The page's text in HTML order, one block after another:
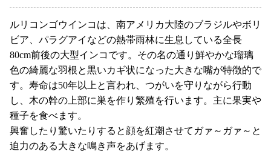
ルリコンゴウインコは、南アメリカ大陸のブラジルやボリ
ビア、パラグアイなどの熱帯雨林に生息している全長
80cm前後の大型インコです。その名の通り鮮やかな瑠璃
色の綺麗な羽根と黒いカギ状になった大きな嘴が特徴的で
す。寿命は50年以上と言われ、つがいを守りながら行動
し、木の幹の上部に巣を作り繁殖を行います。主に果実や
種子を食べます。
興奮したり驚いたりすると顔を紅潮させてガァ～ガァ～と
迫力のある大きな鳴き声をあげます。